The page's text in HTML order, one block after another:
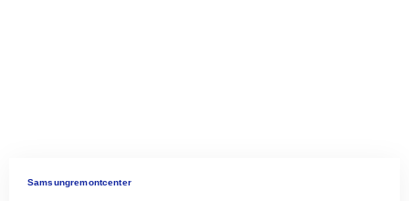
Samsungremontcenter